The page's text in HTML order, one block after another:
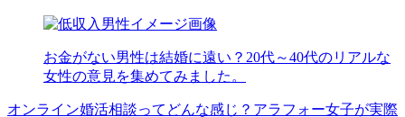
お金がない男性は結婚に遠い？20代～40代のリアルな
女性の意見を集めてみました。
オンライン婚活相談ってどんな感じ？アラフォー女子が実際